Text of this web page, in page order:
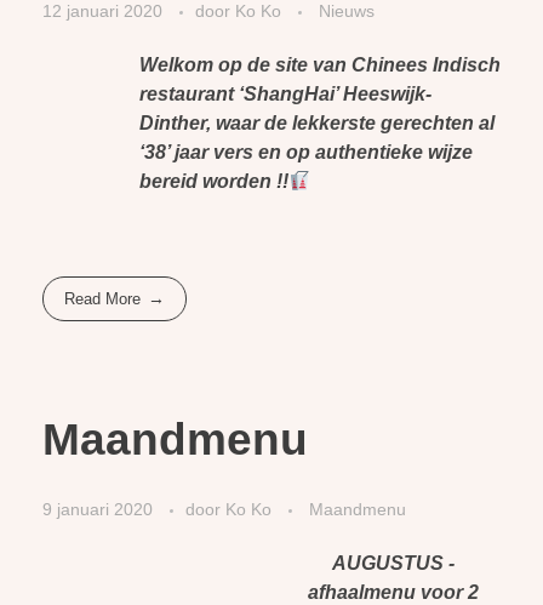
12 januari 2020 door Ko Ko Nieuws
Welkom op de site van Chinees Indisch
restaurant ‘ShangHai’ Heeswijk-
Dinther, waar de lekkerste gerechten al
‘38’ jaar vers en op authentieke wijze
bereid worden !!
Read More
Maandmenu
9 januari 2020 door Ko Ko Maandmenu
AUGUSTUS -
afhaalmenu voor 2